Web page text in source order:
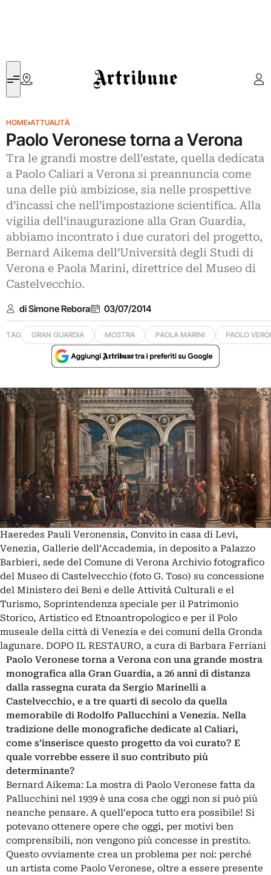
Artribune
HOME›ATTUALITÀ
Paolo Veronese torna a Verona
Tra le grandi mostre dell’estate, quella dedicata
a Paolo Caliari a Verona si preannuncia come
una delle più ambiziose, sia nelle prospettive
d’incassi che nell’impostazione scientifica. Alla
vigilia dell’inaugurazione alla Gran Guardia,
abbiamo incontrato i due curatori del progetto,
Bernard Aikema dell’Università degli Studi di
Verona e Paola Marini, direttrice del Museo di
Castelvecchio.
di Simone Rebora 03/07/2014
TAG GRAN GUARDIA MOSTRA PAOLA MARINI PAOLO
Haeredes Pauli Veronensis, Convito in casa di Levi,
Venezia, Gallerie dell’Accademia, in deposito a Palazzo
Barbieri, sede del Comune di Verona Archivio fotografico
del Museo di Castelvecchio (foto G. Toso) su concessione
del Ministero dei Beni e delle Attività Culturali e el
Turismo, Soprintendenza speciale per il Patrimonio
Storico, Artistico ed Etnoantropologico e per il Polo
museale della città di Venezia e dei comuni della Gronda
lagunare. DOPO IL RESTAURO, a cura di Barbara Ferriani
Paolo Veronese torna a Verona con una grande mostra
monografica alla Gran Guardia, a 26 anni di distanza
dalla rassegna curata da Sergio Marinelli a
Castelvecchio, e a tre quarti di secolo da quella
memorabile di Rodolfo Pallucchini a Venezia. Nella
tradizione delle monografiche dedicate al Caliari,
come s’inserisce questo progetto da voi curato? E
quale vorrebbe essere il suo contributo più
determinante?
Bernard Aikema: La mostra di Paolo Veronese fatta da
Pallucchini nel 1939 è una cosa che oggi non si può più
neanche pensare. A quell’epoca tutto era possibile! Si
potevano ottenere opere che oggi, per motivi ben
comprensibili, non vengono più concesse in prestito.
Questo ovviamente crea un problema per noi: perché
un artista come Paolo Veronese, oltre a essere presente